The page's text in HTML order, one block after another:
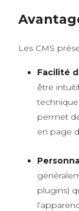
Les CMS
Facilité
être
permet
en page
plugins)